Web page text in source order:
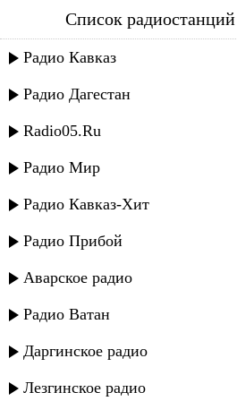
нариман умаров - track 10
Список радиостанций
Радио Кавказ
Радио Дагестан
Radio05.Ru
Радио Мир
Радио Кавказ-Хит
Радио Прибой
Аварское радио
Радио Ватан
Даргинское радио
Лезгинское радио
Нариман Умаров - Track 01
Нариман Умаров - Track 14
Нариман Умаров - Track 05